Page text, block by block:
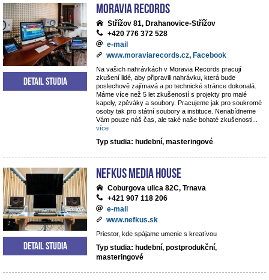
Moravia Records
Střížov 81, Drahanovice-Střížov
+420 776 372 528
e-mail
www.moraviarecords.cz, Facebook
Na vašich nahrávkách v Moravia Records pracují
zkušení lidé, aby připravili nahrávku, která bude
poslechově zajímavá a po technické stránce dokonalá.
Máme více než 5 let zkušeností s projekty pro malé
kapely, zpěváky a soubory. Pracujeme jak pro soukromé
osoby tak pro státní soubory a instituce. Nenabídneme
Vám pouze náš čas, ale také naše bohaté zkušenosti
více
Typ studia: hudební, masteringové
Detail studia
NEFKUS Media House
Coburgova ulica 82C, Trnava
+421 907 118 206
e-mail
www.nefkus.sk
Priestor, kde spájame umenie s kreatívou
Typ studia: hudební, postprodukční,
masteringové
Detail studia